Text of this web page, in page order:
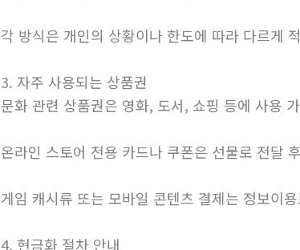
각 방식은 개인의 상황이나 한도에 따라 다르게
3. 자주 사용되는 상품권
문화 관련 상품권은 영화, 도서, 쇼핑 등에 사용
온라인 스토어 전용 카드나 쿠폰은 선물로 전달
게임 캐시류 또는 모바일 콘텐츠 결제는 정보이
4. 현금화 절차 안내